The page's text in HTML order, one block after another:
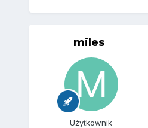
miles
Użytkownik